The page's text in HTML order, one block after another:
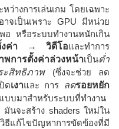
ว่างการเล่นเกม โดยเฉพาะ
าจเป็นเพราะ GPU มีหน่วย
อ หรือระบบทำงานหนักเกิน
งค่า → วิดีโอและทำการ
การตั้งค่าล่วงหน้าเป็นต่ำ
ะสิทธิภาพ(ซึ่งจะช่วย ลด
ดเงาและ การ ลดรอยหยัก
บบมาสำหรับระบบที่ทำงาน
นจะสร้าง shaders ใหม่ใน
ธีแก้ไขปัญหาการขัดข้องที่มี